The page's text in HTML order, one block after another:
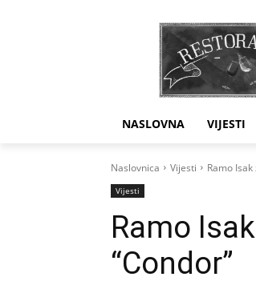
NASLOVNA VIJESTI
Naslovnica Vijesti Ramo
Vijesti
Ramo
“Condor”